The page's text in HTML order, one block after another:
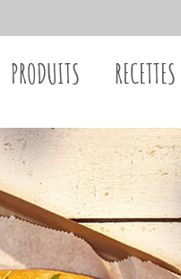
PRODUITS RECETTES